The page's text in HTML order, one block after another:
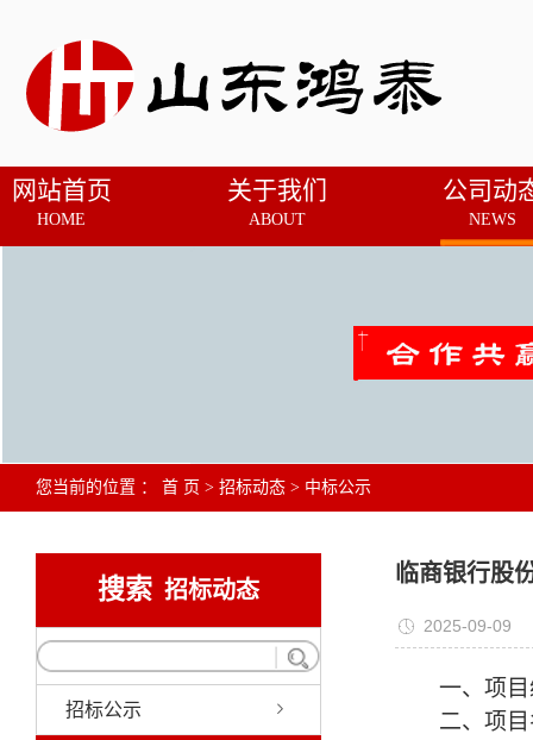
网站首页
HOME
关于我们
ABOUT
公司动
NEWS
您当前的位置 ： 首 页 > 招标动态 > 中标公示
搜索 招标动态
招标公示
临商银行股
2025-09-09
一、 项
二、 项